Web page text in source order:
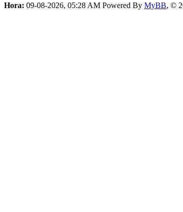
Hora: 09-08-2026, 05:28 AM Powered By MyBB, ©